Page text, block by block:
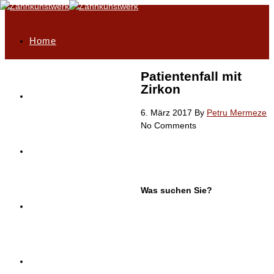
Home
Patientenfall mit
Zirkon
6. März 2017 By Petru Mermeze
No Comments
Was suchen Sie?